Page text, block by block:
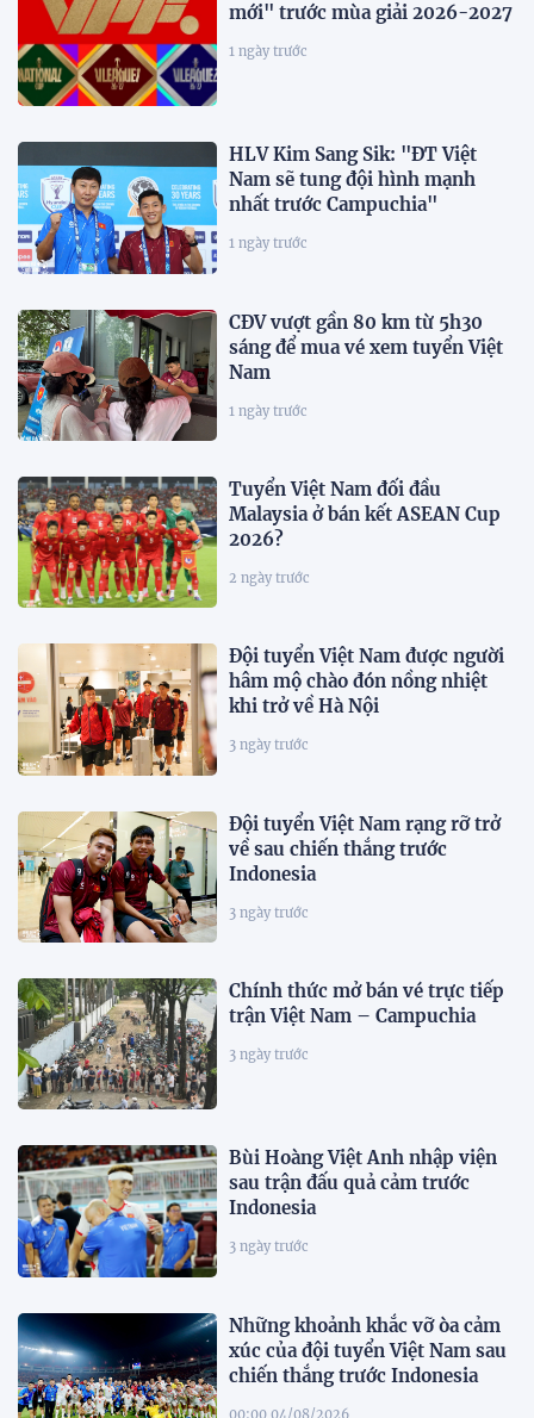
mới" trước mùa giải 2026-2027
1 ngày trước
HLV Kim Sang Sik: "ĐT Việt
Nam sẽ tung đội hình mạnh
nhất trước Campuchia"
1 ngày trước
CĐV vượt gần 80 km từ 5h30
sáng để mua vé xem tuyển Việt
Nam
1 ngày trước
Tuyển Việt Nam đối đầu
Malaysia ở bán kết ASEAN Cup
2026?
2 ngày trước
Đội tuyển Việt Nam được người
hâm mộ chào đón nồng nhiệt
khi trở về Hà Nội
3 ngày trước
Đội tuyển Việt Nam rạng rỡ trở
về sau chiến thắng trước
Indonesia
3 ngày trước
Chính thức mở bán vé trực tiếp
trận Việt Nam – Campuchia
3 ngày trước
Bùi Hoàng Việt Anh nhập viện
sau trận đấu quả cảm trước
Indonesia
3 ngày trước
Những khoảnh khắc vỡ òa cảm
xúc của đội tuyển Việt Nam sau
chiến thắng trước Indonesia
00:00 04/08/2026